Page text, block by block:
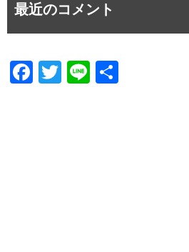
最近のコメント
F
T
Li